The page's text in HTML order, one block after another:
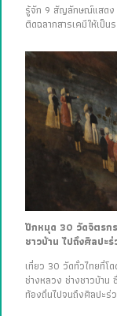
รู้จัก 9 สัญลักษณ์แสดง
ติดฉลากสารเคมีให้เป็
ปักหมุด 30 วัดจิตรก
ชาวบ้าน ไปถึงศิลปะ
เที่ยว 30 วัดทั่วไทยที่โ
ช่างหลวง ช่างชาวบ้าน
ท้องถิ่นไปจนถึงศิลปะร่